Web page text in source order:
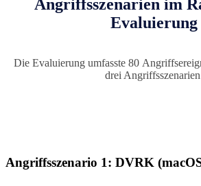
Angriffsszenarien im
Evaluierung
Die Evaluierung umfasste 80
drei
Angriffsszenario 1: DVRK